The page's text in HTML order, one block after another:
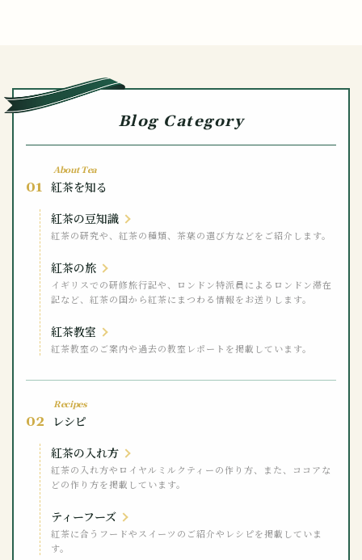
Blog Category
About Tea
01 紅茶を知る
紅茶の豆知識
紅茶の研究や、紅茶の種類、茶葉の選び方などをご紹介します。
紅茶の旅
イギリスでの研修旅行記や、ロンドン特派員によるロンドン滞在
記など、紅茶の国から紅茶にまつわる情報をお送りします。
紅茶教室
紅茶教室のご案内や過去の教室レポートを掲載しています。
Recipes
02
レシピ
紅茶の入れ方
紅茶の入れ方やロイヤルミルクティーの作り方、また、ココアな
どの作り方を掲載しています。
ティーフーズ
紅茶に合うフードやスイーツのご紹介やレシピを掲載していま
す。